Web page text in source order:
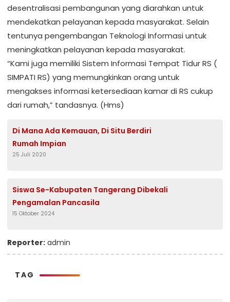
desentralisasi pembangunan yang diarahkan untuk
mendekatkan pelayanan kepada masyarakat. Selain
tentunya pengembangan Teknologi Informasi untuk
meningkatkan pelayanan kepada masyarakat.
“Kami juga memiliki Sistem Informasi Tempat Tidur RS (
SIMPATI RS) yang memungkinkan orang untuk
mengakses informasi ketersediaan kamar di RS cukup
dari rumah,” tandasnya. (Hms)
Di Mana Ada Kemauan, Di Situ Berdiri
Rumah Impian
25 Juli 2020
Siswa Se-Kabupaten Tangerang Dibekali
Pengamalan Pancasila
15 Oktober 2024
Reporter: admin
TAG